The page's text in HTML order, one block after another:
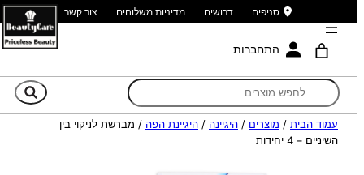
סניפים דרושים מדיניות משלוחים צור קשר
התחברות
עמוד הבית / מוצרים / היגיינה / היגיינת הפה / מברשת לניקוי בין
השיניים – 4 יחידות